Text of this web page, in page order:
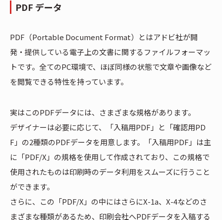
PDF データ
PDF（Portable Document Format）とはアドビ社が開
発・提供している電子上の文書に関するファイルフォーマッ
トです。全てのPC環境で、ほぼ同様の状態で文章や画像など
を閲覧できる特性を持っています。
実はこのPDFデータには、さまざまな規格があります。
デザイナーは必要に応じて、「入稿用PDF」と「確認用PD
F」の2種類のPDFデータを用意します。「入稿用PDF」は主
に「PDF/X」の規格を使用して作成されており、この規格で
使用されたものは印刷時のデータ利用をスムーズに行うこと
ができます。
さらに、この「PDF/X」の中にはさらにX-1a、X-4などのさ
まざまな種類があるため、印刷会社へPDFデータを入稿する